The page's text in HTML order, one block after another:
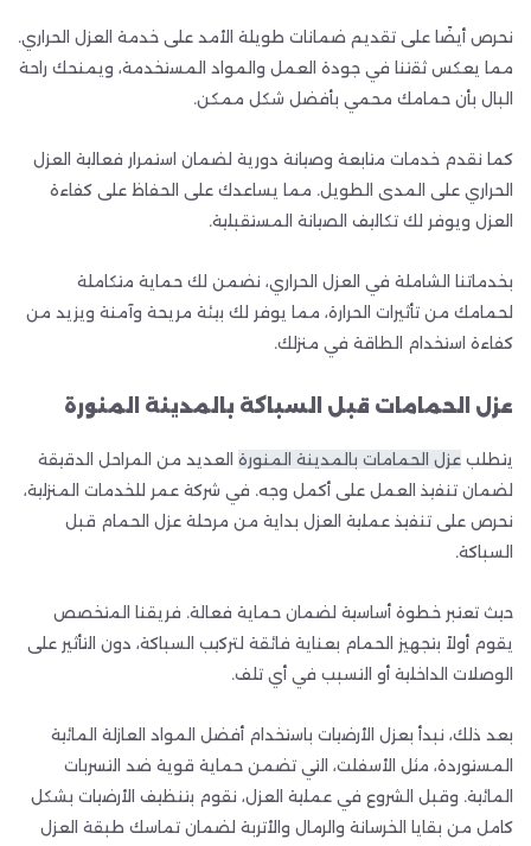
نحرص أيضًا على تقديم ضمانات طويلة الأمد على خدمة العزل الحراري.
مما يعكس ثقتنا في جودة العمل والمواد المستخدمة، ويمنحك راحة
البال بأن حمامك محمي بأفضل شكل ممكن.
كما نقدم خدمات متابعة وصيانة دورية لضمان استمرار فعالية العزل
الحراري على المدى الطويل. مما يساعدك على الحفاظ على كفاءة
العزل ويوفر لك تكاليف الصيانة المستقبلية.
بخدماتنا الشاملة في العزل الحراري، نضمن لك حماية متكاملة
لحمامك من تأثيرات الحرارة، مما يوفر لك بيئة مريحة وآمنة ويزيد من
كفاءة استخدام الطاقة في منزلك.
عزل الحمامات قبل السباكة بالمدينة المنورة
يتطلب عزل الحمامات بالمدينة المنورة العديد من المراحل الدقيقة
لضمان تنفيذ العمل على أكمل وجه. في شركة عمر للخدمات المنزلية،
نحرص على تنفيذ عملية العزل بداية من مرحلة عزل الحمام قبل
السباكة.
حيث تعتبر خطوة أساسية لضمان حماية فعالة. فريقنا المتخصص
يقوم أولاً بتجهيز الحمام بعناية فائقة لتركيب السباكة، دون التأثير على
الوصلات الداخلية أو التسبب في أي تلف.
بعد ذلك، نبدأ بعزل الأرضيات باستخدام أفضل المواد العازلة المائية
المستوردة، مثل الأسفلت، التي تضمن حماية قوية ضد التسربات
المائية. وقبل الشروع في عملية العزل، نقوم بتنظيف الأرضيات بشكل
كامل من بقايا الخرسانة والرمال والأتربة لضمان تماسك طبقة العزل